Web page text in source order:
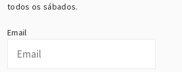
todos os sábados.
Email